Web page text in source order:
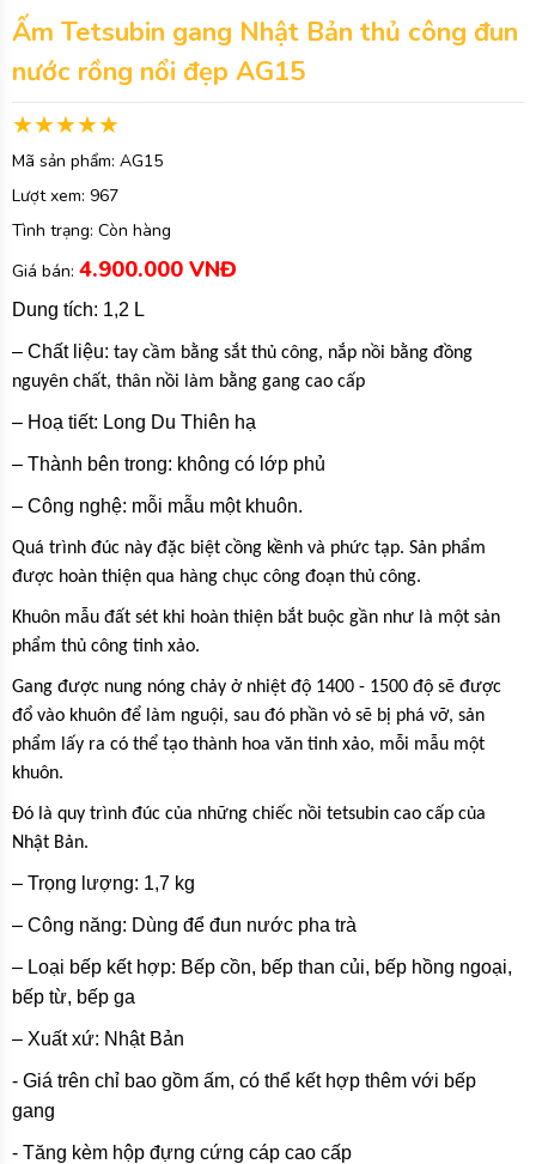
Ấm Tetsubin gang Nhật Bản thủ công đun
nước rồng nổi đẹp AG15
Mã sản phẩm: AG15
Lượt xem: 967
Tình trạng: Còn hàng
Giá bán: 4.900.000 VNĐ
Dung tích: 1,2 L
– Chất liệu: tay cầm bằng sắt thủ công, nắp nồi bằng đồng
nguyên chất, thân nồi làm bằng gang cao cấp
– Hoạ tiết: Long Du Thiên hạ
– Thành bên trong: không có lớp phủ
– Công nghệ: mỗi mẫu một khuôn.
Quá trình đúc này đặc biệt cồng kềnh và phức tạp. Sản phẩm
được hoàn thiện qua hàng chục công đoạn thủ công.
Khuôn mẫu đất sét khi hoàn thiện bắt buộc gần như là một sản
phẩm thủ công tinh xảo.
Gang được nung nóng chảy ở nhiệt độ 1400 - 1500 độ sẽ được
đổ vào khuôn để làm nguội, sau đó phần vỏ sẽ bị phá vỡ, sản
phẩm lấy ra có thể tạo thành hoa văn tinh xảo, mỗi mẫu một
khuôn.
Đó là quy trình đúc của những chiếc nồi tetsubin cao cấp của
Nhật Bản.
– Trọng lượng: 1,7 kg
– Công năng: Dùng để đun nước pha trà
– Loại bếp kết hợp: Bếp cồn, bếp than củi, bếp hồng ngoại,
bếp từ, bếp ga
– Xuất xứ: Nhật Bản
- Giá trên chỉ bao gồm ấm, có thể kết hợp thêm với bếp
gang
- Tăng kèm hộp đựng cứng cáp cao cấp